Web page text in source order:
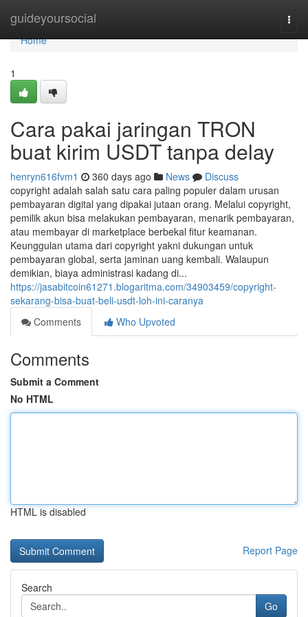
guideyoursocial
Home
Home
1
Cara pakai jaringan TRON
buat kirim USDT tanpa delay
henryn616fvm1 360 days ago News
Discuss
copyright adalah salah satu cara paling populer dalam urusan
pembayaran digital yang dipakai jutaan orang. Melalui copyright,
pemilik akun bisa melakukan pembayaran, menarik pembayaran,
atau membayar di marketplace berbekal fitur keamanan.
Keunggulan utama dari copyright yakni dukungan untuk
pembayaran global, serta jaminan uang kembali. Walaupun
demikian, biaya administrasi kadang di...
https://jasabitcoin61271.blogaritma.com/34903459/copyright-
sekarang-bisa-buat-beli-usdt-loh-ini-caranya
Comments
Who Upvoted
Comments
Submit a Comment
No HTML
HTML is disabled
Report Page
Search
Go